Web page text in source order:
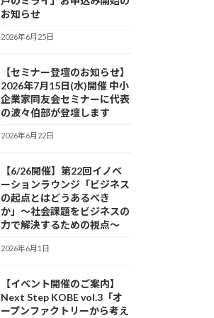
お知らせ
2026年6月25日
【セミナー登壇のお知らせ】
2026年7月15日(水)開催 中小
企業家同友会セミナーに代表
の波々伯部が登壇します
2026年6月22日
【6/26開催】第22回イノベ
ーションラウンジ「ビジネス
の起点とはどうあるべき
か」〜社会課題をビジネスの
力で解決するための視点〜
2026年6月1日
【イベント開催のご案内】
Next Step KOBE vol.3「オ
ープンファクトリーから考え